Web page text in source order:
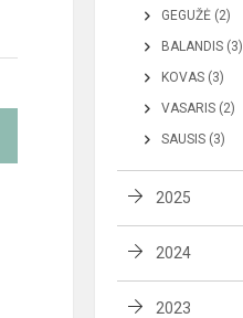
GEGUŽĖ (2)
BALANDIS (3)
KOVAS (3)
VASARIS (2)
SAUSIS (3)
2025
2024
2023